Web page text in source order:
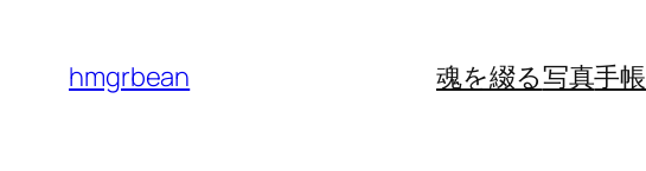
hmgrbean 魂を綴る写真手帳